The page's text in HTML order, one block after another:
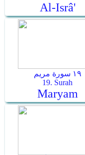
Al-Isrâ'
١٩ سورة مريم
19. Surah
Maryam